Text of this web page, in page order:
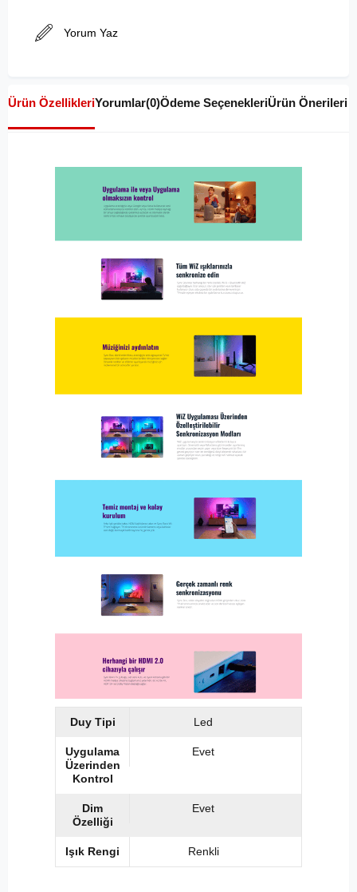
Yorum Yaz
Ürün ÖzellikleriYorumlar(0)Ödeme SeçenekleriÜrün Önerileri
Duy Tipi Led
Uygulama
Üzerinden
Kontrol
Evet
Dim
Özelliği
Evet
Işık Rengi Renkli